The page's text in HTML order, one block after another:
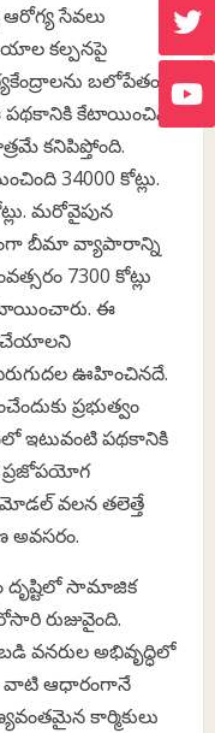
సేవలు
కల్పనపై
బలోపేతం
పథకానికి కేటాయించిన
కనిపిప్తోంది.
34000 కోట్లు.
మరోవైపున
బీమా వ్యాపారాన్ని
7300 కోట్లు
ఈ
ఊహించినదే.
ప్రభుత్వం
ఇటువంటి పథకానికి
ప్రజోపయోగ
వలన తలెత్తే
అవసరం.
దృష్టిలో సామాజిక
రుజువైంది.
వనరుల అభివృద్ధిలో
వాటి ఆధారంగానే
కార్మికులు